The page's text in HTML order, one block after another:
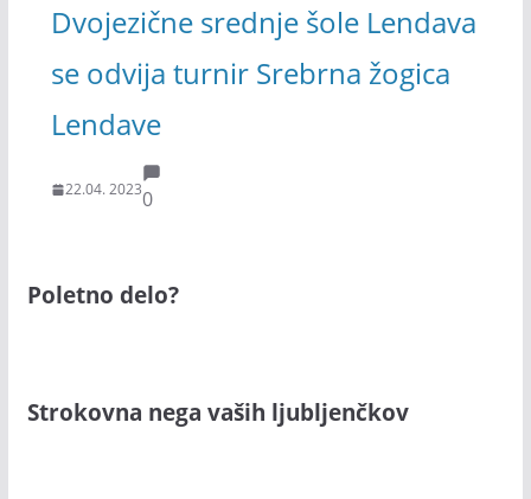
Dvojezične srednje šole Lendava
se odvija turnir Srebrna žogica
Lendave
22.04. 20230
Poletno delo?
Strokovna nega vaših ljubljenčkov